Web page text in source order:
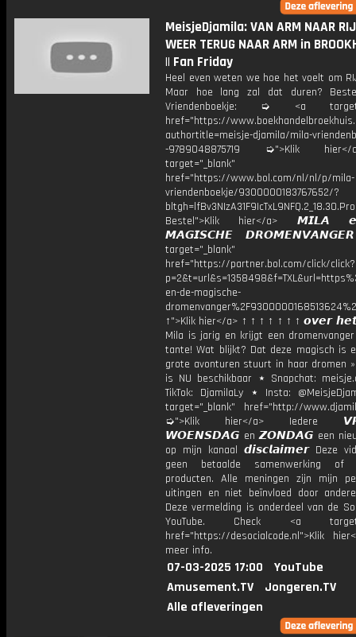
MeisjeDjamila: VAN ARM NAAR
WEER TERUG NAAR ARM in
|| Fan Friday
Heel even weten we hoe het voelt om
Maar hoe lang zal dat duren?
Vriendenboekje: ➭ <a
href="https://
authortitle=meisje-djamila/mila-
-9789048875719 ➭">Klik
target="_blank"
href="https://www.bol.com/nl/nl/p/mila-
vriendenboekje/9300000183767652/?
Bestel">Klik hier</a>
𝙈𝘼𝙂𝙄𝙎𝘾𝙃𝙀
target="_blank"
href="https://partner.bol.com/click/click?
en-de-magische-
↑">Klik hier</a> ↑ ↑ ↑ ↑ ↑ ↑ ↑ 𝙤𝙫𝙚𝙧
Mila is jarig en krijgt een
tante! Wat blijkt? Dat deze magisch is
grote avonturen stuurt in haar dromen
is NU beschikbaar ⋆ Snapchat:
TikTok: DjamilaLy ⋆ Insta:
target="_blank" href="http://
➭">Klik hier</a> Iedere
𝙒𝙊𝙀𝙉𝙎𝘿𝘼𝙂 en 𝙕𝙊𝙉𝘿𝘼𝙂 een
op mijn kanaal 𝙙𝙞𝙨𝙘𝙡𝙖𝙞𝙢𝙚𝙧 Deze
geen betaalde samenwerking of
producten. Alle meningen zijn mijn
uitingen en niet beïnvloed door
Deze vermelding is onderdeel van de
YouTube. Check <a
href="https://desocialcode.nl">Klik
meer info.
07-03-2025 17:00
YouTube
Amusement.TV
Jongeren.TV
Alle afleveringen